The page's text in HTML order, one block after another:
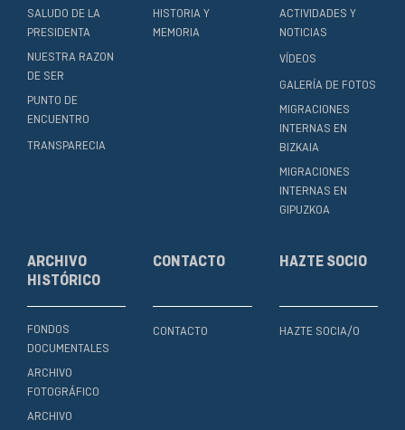
SALUDO DE LA
PRESIDENTA
NUESTRA RAZON
DE SER
PUNTO DE
ENCUENTRO
TRANSPARECIA
HISTORIA Y
MEMORIA
ACTIVIDADES Y
NOTICIAS
VÍDEOS
GALERÍA DE FOTOS
MIGRACIONES
INTERNAS EN
BIZKAIA
MIGRACIONES
INTERNAS EN
GIPUZKOA
ARCHIVO
HISTÓRICO
FONDOS
DOCUMENTALES
ARCHIVO
FOTOGRÁFICO
ARCHIVO
CONTACTO
CONTACTO
HAZTE SOCIO
HAZTE SOCIA/O